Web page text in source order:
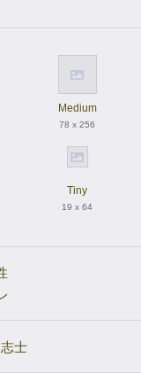
Medium
78 x 256
Tiny
19 x 64
志士